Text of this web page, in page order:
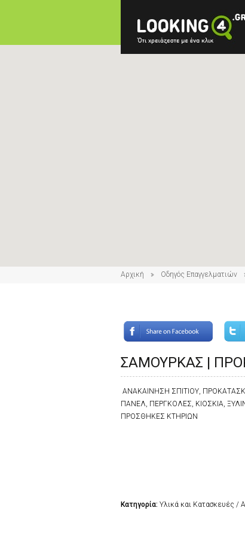
Αρχική Οδηγός Επαγγελματιών
ΣΑΜΟΥΡΚΑΣ |
ΑΝΑΚΑΙΝΗΣΗ ΣΠΙΤΙΟΥ,
ΠΑΝΕΛ, ΠΕΡΓΚΟΛΕΣ, ΚΙΟΣΚΙΑ,
ΠΡΟΣΘΗΚΕΣ ΚΤΗΡΙΩΝ
Κατηγορία: Υλικά και Κατασκευές /